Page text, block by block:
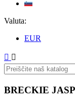
Valuta:
EUR
 
BRECKIE